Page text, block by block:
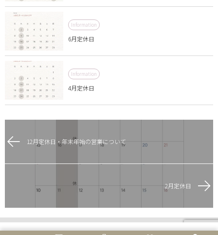
Information
6月定休日
Information
4月定休日
12月定休日・年末年始の営業について
2月定休日